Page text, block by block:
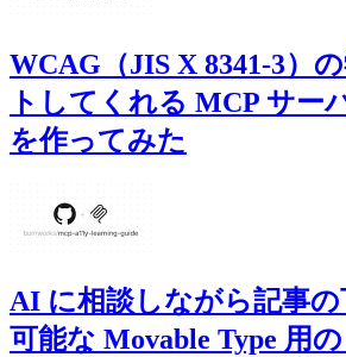
WCAG（JIS X 8341-3）
トしてくれる MCP サー
を作ってみた
AI に相談しながら記事
可能な Movable Type 用